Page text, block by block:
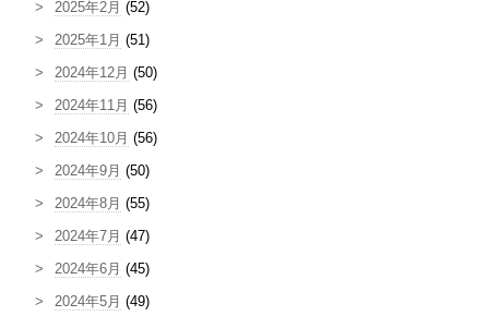
2025年2月 (52)
2025年1月 (51)
2024年12月 (50)
2024年11月 (56)
2024年10月 (56)
2024年9月 (50)
2024年8月 (55)
2024年7月 (47)
2024年6月 (45)
2024年5月 (49)